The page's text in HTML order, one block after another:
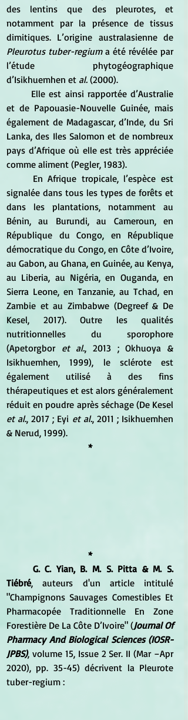
des lentins que des pleurotes, et
notamment par la présence de tissus
Pleurotus tuber-regium a été révélée par
l’étude phytogéographique
d’Isikhuemhen et al. (2000).
et de Papouasie-Nouvelle Guinée, mais
également de Madagascar, d’Inde, du Sri
Lanka, des Iles Salomon et de nombreux
pays d’Afrique où elle est très appréciée
comme aliment (Pegler, 1983).
signalée dans tous les types de forêts et
dans les plantations, notamment au
Bénin, au Burundi, au Cameroun, en
République du Congo, en République
démocratique du Congo, en Côte d’Ivoire,
au Gabon, au Ghana, en Guinée, au Kenya,
au Liberia, au Nigéria, en Ouganda, en
Sierra Leone, en Tanzanie, au Tchad, en
Zambie et au Zimbabwe (Degreef & De
Kesel, 2017). Outre les qualités
nutritionnelles du sporophore
(Apetorgbor et al., 2013 ; Okhuoya &
Isikhuemhen, 1999), le sclérote est
également utilisé à des fins
thérapeutiques et est alors généralement
et al., 2017 ; Eyi et al., 2011 ; Isikhuemhen
& Nerud, 1999).
*
*
G. C. Yian, B. M. S. Pitta & M. S.
Tiébré, auteurs d'un article intitulé
"Champignons Sauvages Comestibles Et
Pharmacopée Traditionnelle En Zone
Forestière De La Côte D’Ivoire" (Journal Of
Pharmacy And Biological Sciences (IOSR-
JPBS), volume 15, Issue 2 Ser. II (Mar –Apr
2020), pp. 35-45) décrivent la Pleurote
tuber-regium :